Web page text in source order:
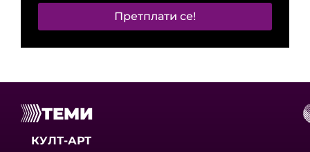
Претплати се!
ТЕМИ
КУЛТ-АРТ